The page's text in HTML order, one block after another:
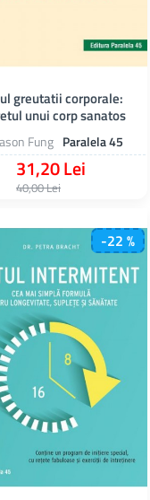
Fung Paralela 45
greutatii corporale:
unui corp sanatos
31,20 Lei
40,00 Lei
-22 %